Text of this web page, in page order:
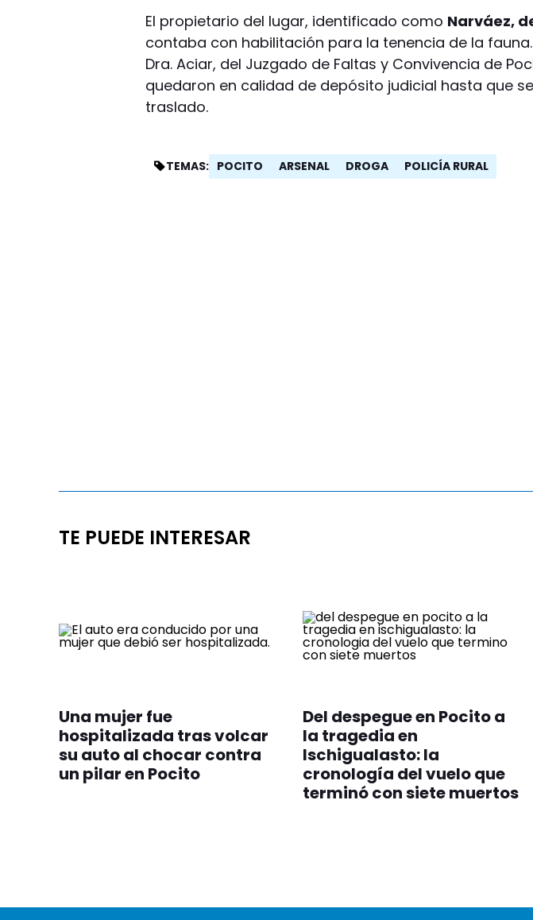
El propietario del lugar, identificado como Narváez,
contaba con habilitación para la tenencia de la
Dra. Aciar, del Juzgado de Faltas y Convivencia de
quedaron en calidad de depósito judicial hasta que
traslado.
TEMAS: POCITO ARSENAL DROGA POLICÍA RURAL
TE PUEDE INTERESAR
Una mujer fue
hospitalizada tras volcar
su auto al chocar contra
un pilar en Pocito
Del despegue en Pocito a
la tragedia en
Ischigualasto: la
cronología del vuelo que
terminó con siete muertos